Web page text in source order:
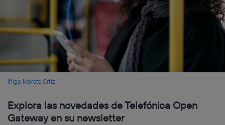
Íñigo Morete Ortiz
Explora las novedades de Telefónica Open
Gateway en su newsletter